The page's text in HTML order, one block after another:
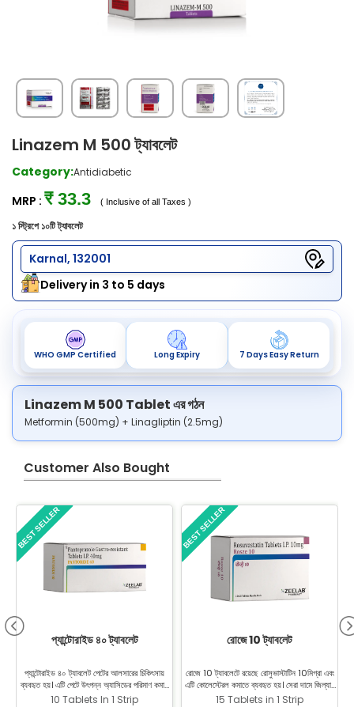
Linazem M 500 ট্যাবলেট
Category:Antidiabetic
MRP : ₹ 33.3 ( Inclusive of all Taxes )
১ স্ট্রিপে ১০টি ট্যাবলেট
Karnal, 132001
Delivery in 3 to 5 days
WHO GMP Certified Long Expiry 7 Days Easy Return
Linazem M 500 Tablet এর গঠন
Metformin (500mg) + Linagliptin (2.5mg)
Customer Also Bought
প্যান্টোরাইড ৪০ ট্যাবলেট
প্যান্টোরাইড ৪০ ট্যাবলেট পেটের আলসারের চিকিৎসায়
ব্যবহৃত হয়। এটি পেটে উৎপন্ন অ্যাসিডের পরিমাণ কমায়
এবং আলসারের চিকিৎসায়ও সাহায্য করে।
10 Tablets In 1 Strip
BEST SELLER
রোজে 10 ট্যাবলেট
রোজে 10 ট্যাবলেটে রয়েছে রোসুভাস্টাটিন 10মিগ্রা এবং
এটি কোলেস্টেরল কমাতে ব্যবহৃত হয়। সেরা দামে জিল্যাব
ফার্মেসি থেকে রোসুভাস্টাটিন কিনুন।
15 Tablets in 1 Strip
BEST SELLER